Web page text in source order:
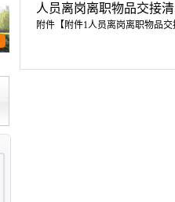
人员离岗离职物品交接
附件【附件1人员离岗离职物品交